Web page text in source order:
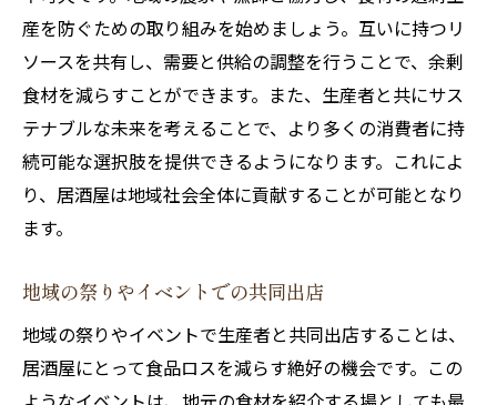
産を防ぐための取り組みを始めましょう。互いに持つリ
ソースを共有し、需要と供給の調整を行うことで、余剰
食材を減らすことができます。また、生産者と共にサス
テナブルな未来を考えることで、より多くの消費者に持
続可能な選択肢を提供できるようになります。これによ
り、居酒屋は地域社会全体に貢献することが可能となり
ます。
地域の祭りやイベントでの共同出店
地域の祭りやイベントで生産者と共同出店することは、
居酒屋にとって食品ロスを減らす絶好の機会です。この